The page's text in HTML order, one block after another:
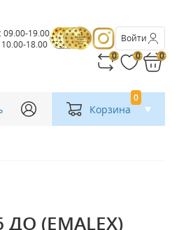
Войти
09.00-19.00
18.00
0 0 0
Корзина
0
(EMALEX)